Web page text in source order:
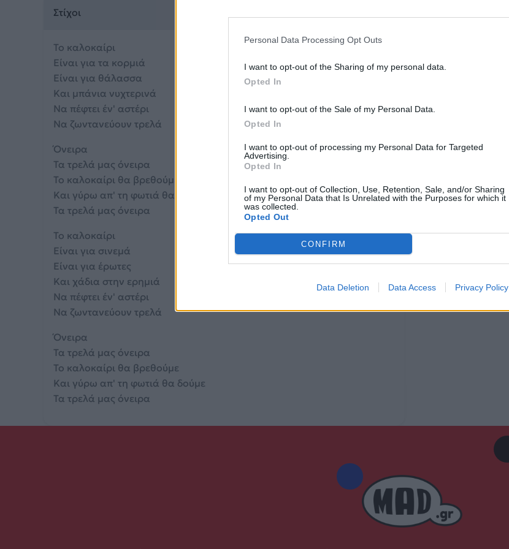
Personal Data Processing Opt Outs
I want to opt-out of the Sharing of my personal data.
Opted In
I want to opt-out of the Sale of my Personal Data.
Opted In
I want to opt-out of processing my Personal Data for Targeted
Advertising.
Opted In
I want to opt-out of Collection, Use, Retention, Sale, and/or Sharing
of my Personal Data that Is Unrelated with the Purposes for which it
was collected.
Opted Out
CONFIRM
Data Deletion Data Access Privacy Policy
Στίχοι
Το καλοκαίρι
Είναι για τα κορμιά
Είναι για θάλασσα
Και μπάνια νυχτερινά
Να πέφτει έν' αστέρι
Να ζωντανεύουν τρελά
Όνειρα
Τα τρελά μας όνειρα
Το καλοκαίρι θα βρεθούμε
Και γύρω απ' τη φωτιά θα δούμε
Τα τρελά μας όνειρα
Το καλοκαίρι
Είναι για σινεμά
Είναι για έρωτες
Και χάδια στην ερημιά
Να πέφτει έν' αστέρι
Να ζωντανεύουν τρελά
Όνειρα
Τα τρελά μας όνειρα
Το καλοκαίρι θα βρεθούμε
Και γύρω απ' τη φωτιά θα δούμε
Τα τρελά μας όνειρα